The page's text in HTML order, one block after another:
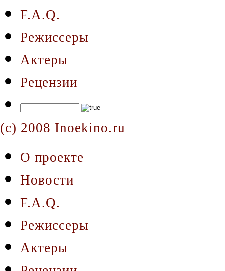
F.A.Q.
Режиссеры
Актеры
Рецензии
(c) 2008 Inoekino.ru
О проекте
Новости
F.A.Q.
Режиссеры
Актеры